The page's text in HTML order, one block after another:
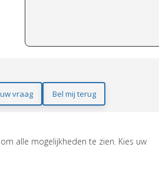
vraag Bel mij terug
alle mogelijkheden te zien. Kies uw